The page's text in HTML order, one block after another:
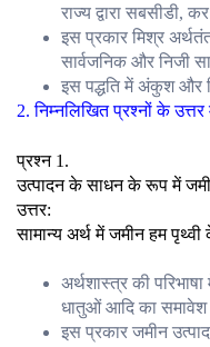
राज्य द्वारा सबसीडी,
इस प्रकार मिश्र
सार्वजनिक और निजी
इस पद्धति में अंकुश और
2. निम्नलिखित प्रश्नों के उत्तर
प्रश्न 1.
उत्पादन के साधन के रूप में
उत्तर:
सामान्य अर्थ में जमीन हम
अर्थशास्त्र की
धातुओं आदि का समावेश
इस प्रकार जमीन